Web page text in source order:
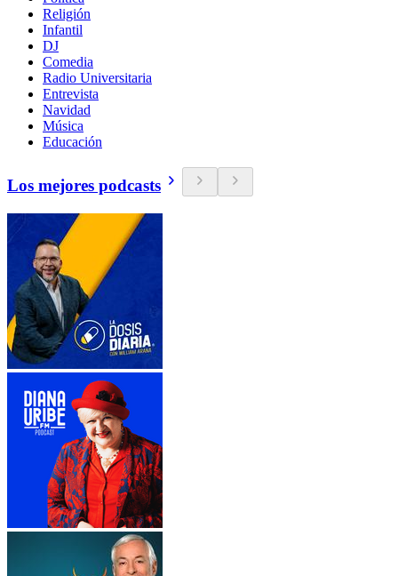
Religión
Infantil
DJ
Comedia
Radio Universitaria
Entrevista
Navidad
Música
Educación
Los mejores podcasts